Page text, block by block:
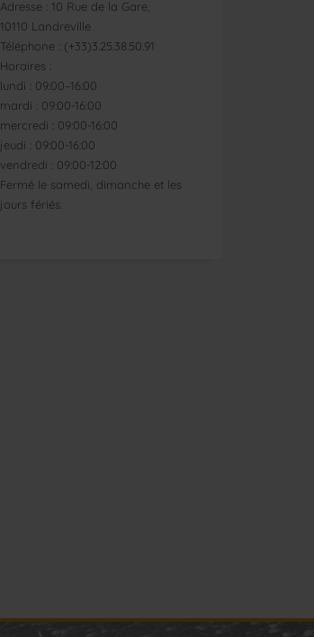
Adresse : 10 Rue de la Gare,
10110 Landreville
Téléphone : (+33)3.25.38.50.91
Horaires :
lundi : 09:00–16:00
mardi : 09:00-16:00
mercredi : 09:00-16:00
jeudi : 09:00-16:00
vendredi : 09:00-12:00
Fermé le samedi, dimanche et les
jours fériés.